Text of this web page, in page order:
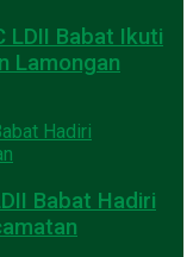
LDII Babat Ikuti
Lamongan
Babat Hadiri